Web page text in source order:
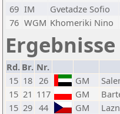
69 IM Gvetadze Sofio
76 WGM Khomeriki Nino
Rd. Br. Nr.
15 18 26 GM
15 21 117 GM
15 29 44 GM